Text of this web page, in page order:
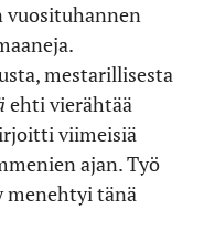
vuosituhannen
mestarillisesta
ehti vierähtää
viimeisiä
ajan. Työ
menehtyi tänä